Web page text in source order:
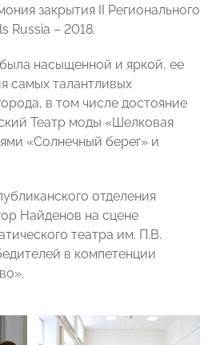
закрытия II Регионального
Russia – 2018.
насыщенной и яркой, ее
самых талантливых
в том числе достояние
Театр моды «Шелковая
«Солнечный берег» и
отделения
Найденов на сцене
театра им. П.В.
в компетенции